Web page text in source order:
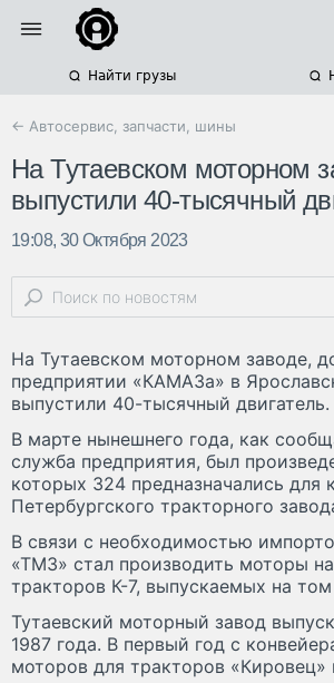
Найти грузы
← Автосервис, запчасти, шины
На Тутаевском моторном
выпустили 40-тысячный
19:08, 30 Октября 2023
На Тутаевском моторном заводе,
предприятии «КАМАЗа» в
выпустили 40-тысячный двигатель.
В марте нынешнего года, как
служба предприятия, был
которых 324 предназначались для
Петербургского тракторного
В связи с необходимостью
«ТМЗ» стал производить моторы
тракторов К-7, выпускаемых на
Тутаевский моторный завод
1987 года. В первый год с
моторов для тракторов «Кировец»